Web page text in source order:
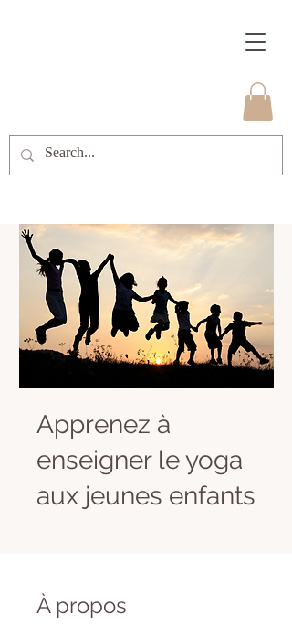
Apprenez à
enseigner le yoga
aux jeunes enfants
À propos